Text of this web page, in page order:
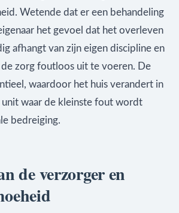
Wetende dat er een behandeling
het gevoel dat het overleven
afhangt van zijn eigen discipline en
zorg foutloos uit te voeren. De
waardoor het huis verandert in
unit waar de kleinste fout wordt
bedreiging.
de verzorger en